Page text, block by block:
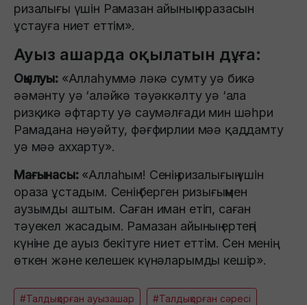
ризалығы үшін Рамазан айының оразасын
ұстауға ниет еттім».
Ауыз ашарда оқылатын дұға:
Оқылуы:«Аллаһуммә ләкә сумту уә бикә
әәмәнту уә ‘аләйкә тәуәккәлту уә ‘ала
ризқикә әфтарту уә саумәлғади мин шәһри
Рамадана нәуәйту, фәғфирлии мәә қаддамту
уә мәә аххарту».
Мағынасы:«Аллаһым! Сенің ризалығың үшін
ораза ұстадым. Сенің берген ризығыңмен
аузымды аштым. Саған иман етіп, саған
тәуекел жасадым. Рамазан айының ертеңгі
күніне де ауыз бекітуге ниет еттім. Сен менің
өткен және келешек күнәларымды кешір».
#Талдықорған ауызашар #Талдықорған сәресі